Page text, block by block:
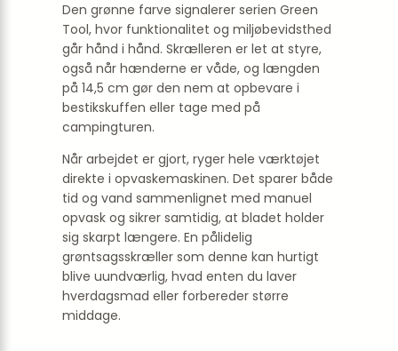
Den grønne farve signalerer serien Green
Tool, hvor funktionalitet og miljøbevidsthed
går hånd i hånd. Skrælleren er let at styre,
også når hænderne er våde, og længden
på 14,5 cm gør den nem at opbevare i
bestikskuffen eller tage med på
campingturen.
Når arbejdet er gjort, ryger hele værktøjet
direkte i opvaskemaskinen. Det sparer både
tid og vand sammenlignet med manuel
opvask og sikrer samtidig, at bladet holder
sig skarpt længere. En pålidelig
grøntsagsskræller som denne kan hurtigt
blive uundværlig, hvad enten du laver
hverdagsmad eller forbereder større
middage.